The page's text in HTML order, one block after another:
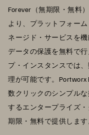
Forever（無期限・無料
より、プラットフォー
ネージド・サービスを
データの保護を無料で
プ・インスタンスでは
理が可能です。Portworx
数クリックのシンプル
するエンタープライズ
期限・無料で提供します